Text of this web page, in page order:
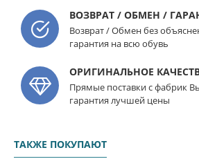
ВОЗВРАТ / ОБМЕН /
Возврат / Обмен без
гарантия на всю обувь
ОРИГИНАЛЬНОЕ
Прямые поставки с фабрик
гарантия лучшей цены
ТАКЖЕ ПОКУПАЮТ